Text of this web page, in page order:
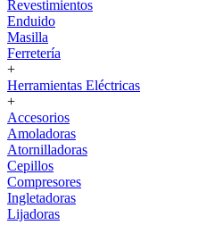
Revestimientos
Enduido
Masilla
Ferretería
+
Herramientas Eléctricas
+
Accesorios
Amoladoras
Atornilladoras
Cepillos
Compresores
Ingletadoras
Lijadoras